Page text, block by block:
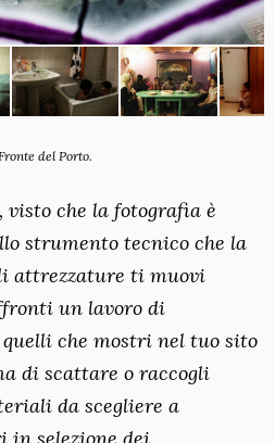
del Porto.
che la fotografia è
strumento tecnico che la
attrezzature ti muovi
un lavoro di
che mostri nel tuo sito
di scattare o raccogli
da scegliere a
in selezione dei